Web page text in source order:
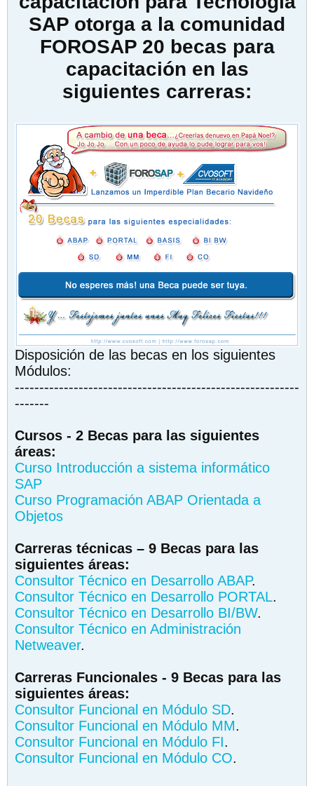
SAP otorga a la comunidad
FOROSAP 20 becas para
capacitación en las
siguientes carreras:
Disposición de las becas en los siguientes
Módulos:
----------------------------------------------------------
-------
Cursos - 2 Becas para las siguientes
áreas:
Curso Introducción a sistema informático
SAP
Curso Programación ABAP Orientada a
Objetos
Carreras técnicas – 9 Becas para las
siguientes áreas:
Consultor Técnico en Desarrollo ABAP.
Consultor Técnico en Desarrollo PORTAL.
Consultor Técnico en Desarrollo BI/BW.
Consultor Técnico en Administración
Netweaver.
Carreras Funcionales - 9 Becas para las
siguientes áreas:
Consultor Funcional en Módulo SD.
Consultor Funcional en Módulo MM.
Consultor Funcional en Módulo FI.
Consultor Funcional en Módulo CO.